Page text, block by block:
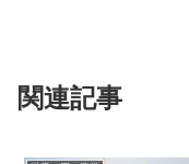
関連記事